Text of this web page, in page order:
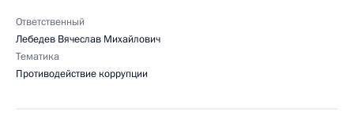
Ответственный
Лебедев Вячеслав Михайлович
Тематика
Противодействие коррупции